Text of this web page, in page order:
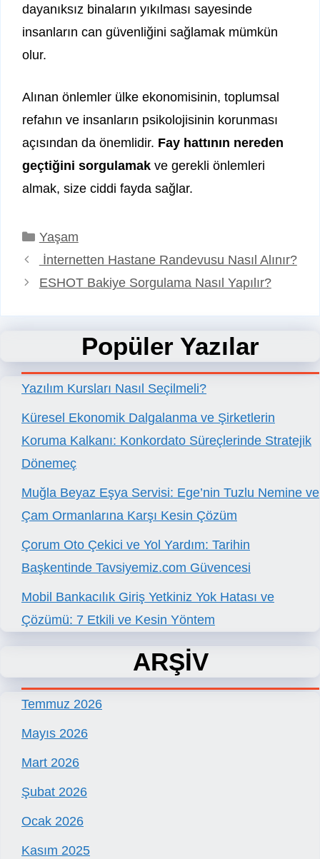
dayanıksız binaların yıkılması sayesinde
insanların can güvenliğini sağlamak mümkün
olur.
Alınan önlemler ülke ekonomisinin, toplumsal
refahın ve insanların psikolojisinin korunması
açısından da önemlidir. Fay hattının nereden
geçtiğini sorgulamak ve gerekli önlemleri
almak, size ciddi fayda sağlar.
Kategoriler
Yaşam
İnternetten Hastane Randevusu Nasıl Alınır?
ESHOT Bakiye Sorgulama Nasıl Yapılır?
Popüler Yazılar
Yazılım Kursları Nasıl Seçilmeli?
Küresel Ekonomik Dalgalanma ve Şirketlerin
Koruma Kalkanı: Konkordato Süreçlerinde Stratejik
Dönemeç
Muğla Beyaz Eşya Servisi: Ege’nin Tuzlu Nemine ve
Çam Ormanlarına Karşı Kesin Çözüm
Çorum Oto Çekici ve Yol Yardım: Tarihin
Başkentinde Tavsiyemiz.com Güvencesi
Mobil Bankacılık Giriş Yetkiniz Yok Hatası ve
Çözümü: 7 Etkili ve Kesin Yöntem
ARŞİV
Temmuz 2026
Mayıs 2026
Mart 2026
Şubat 2026
Ocak 2026
Kasım 2025